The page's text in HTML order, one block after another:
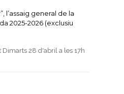
l’assaig general de la
2025-2026 (exclusiu
Dimarts 28 d'abril a les 17h